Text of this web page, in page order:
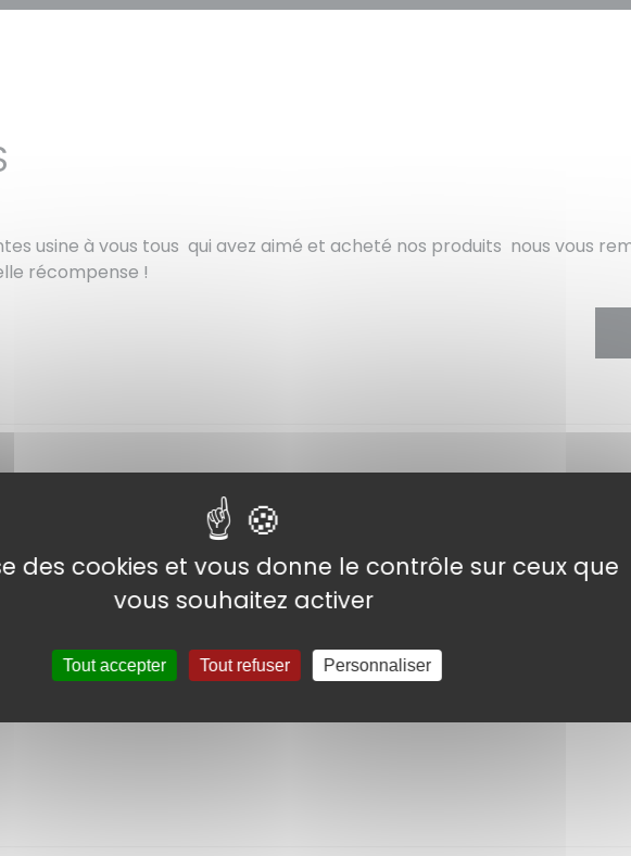
usine à vous tous qui avez aimé et acheté nos produits nous vous
récompense !
LA PRESSE
paru le 11 mars 2021.
des cookies et vous donne le contrôle sur ceux que
vous souhaitez activer
Tout accepter Tout refuser Personnaliser